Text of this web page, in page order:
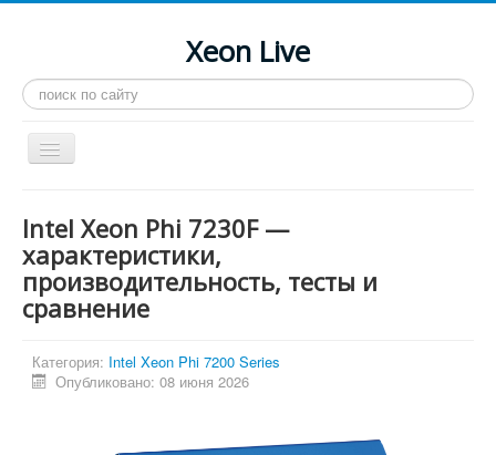
Xeon Live
Искать...
Toggle
Navigation
LGA 2011-3
LGA 2011
Процессоры
Инструкции
Рейтинги
Intel Xeon Phi 7230F —
характеристики,
производительность, тесты и
сравнение
Категория: Intel Xeon Phi 7200 Series
Опубликовано: 08 июня 2026